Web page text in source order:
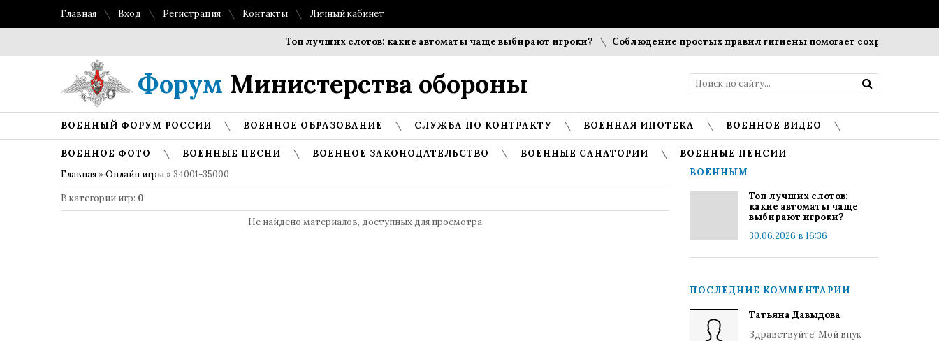
Главная Вход Регистрация Контакты Личный кабинет
Топ лучших слотов: какие автоматы чаще выбирают игроки? Соблюдение простых правил гигиены помогает сохранить
Форум Министерства обороны
ВОЕННЫЙ ФОРУМ РОССИИ ВОЕННОЕ ОБРАЗОВАНИЕ СЛУЖБА ПО КОНТРАКТУ ВОЕННАЯ ИПОТЕКА ВОЕННОЕ ВИДЕО
ВОЕННОЕ ФОТО ВОЕННЫЕ ПЕСНИ ВОЕННОЕ ЗАКОНОДАТЕЛЬСТВО ВОЕННЫЕ САНАТОРИИ
ВОЕННЫЕ ПЕНСИИ
Главная »Онлайн игры » 34001-35000
В категории игр: 0
Не найдено материалов, доступных для просмотра
ВОЕННЫМ
Топ лучших слотов:
какие автоматы чаще
выбирают игроки?
30.06.2026 в 16:36
ПОСЛЕДНИЕ КОММЕНТАРИИ
Татьяна Давыдова
Здравствуйте! Мой внук